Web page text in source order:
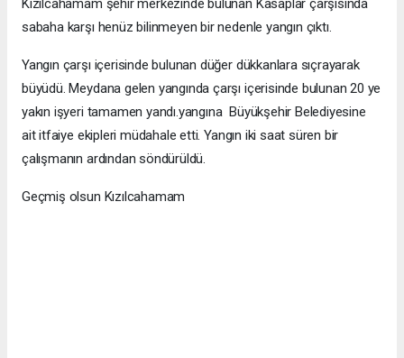
sabaha karşı henüz bilinmeyen bir nedenle yangın çıktı.
Yangın çarşı içerisinde bulunan düğer dükkanlara sıçrayarak
büyüdü. Meydana gelen yangında çarşı içerisinde bulunan 20 ye
yakın işyeri tamamen yandı.yangına Büyükşehir Belediyesine
ait itfaiye ekipleri müdahale etti. Yangın iki saat süren bir
çalışmanın ardından söndürüldü.
Geçmiş olsun Kızılcahamam